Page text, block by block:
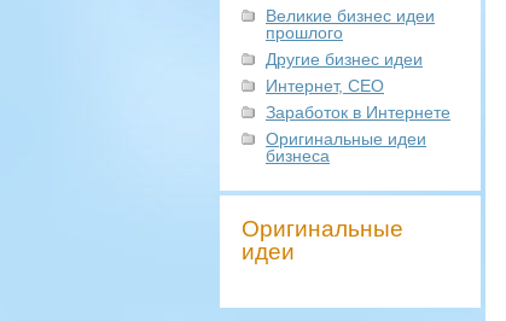
Великие бизнес идеи
прошлого
Другие бизнес идеи
Интернет, СЕО
Заработок в Интернете
Оригинальные идеи
бизнеса
Оригинальные
идеи